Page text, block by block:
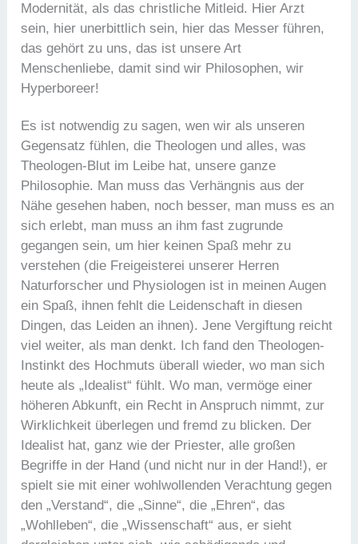
Modernität, als das christliche Mitleid. Hier Arzt
sein, hier unerbittlich sein, hier das Messer führen,
das gehört zu uns, das ist unsere Art
Menschenliebe, damit sind wir Philosophen, wir
Hyperboreer!
Es ist notwendig zu sagen, wen wir als unseren
Gegensatz fühlen, die Theologen und alles, was
Theologen-Blut im Leibe hat, unsere ganze
Philosophie. Man muss das Verhängnis aus der
Nähe gesehen haben, noch besser, man muss es an
sich erlebt, man muss an ihm fast zugrunde
gegangen sein, um hier keinen Spaß mehr zu
verstehen (die Freigeisterei unserer Herren
Naturforscher und Physiologen ist in meinen Augen
ein Spaß, ihnen fehlt die Leidenschaft in diesen
Dingen, das Leiden an ihnen). Jene Vergiftung reicht
viel weiter, als man denkt. Ich fand den Theologen-
Instinkt des Hochmuts überall wieder, wo man sich
heute als „Idealist“ fühlt. Wo man, vermöge einer
höheren Abkunft, ein Recht in Anspruch nimmt, zur
Wirklichkeit überlegen und fremd zu blicken. Der
Idealist hat, ganz wie der Priester, alle großen
Begriffe in der Hand (und nicht nur in der Hand!), er
spielt sie mit einer wohlwollenden Verachtung gegen
den „Verstand“, die „Sinne“, die „Ehren“, das
„Wohlleben“, die „Wissenschaft“ aus, er sieht